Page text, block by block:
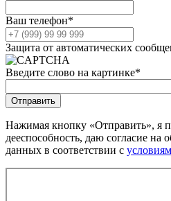
Ваш телефон*
Защита от автоматических
Введите слово на картинке*
Нажимая кнопку «Отправить», я
дееспособность, даю согласие на
данных в соответствии с